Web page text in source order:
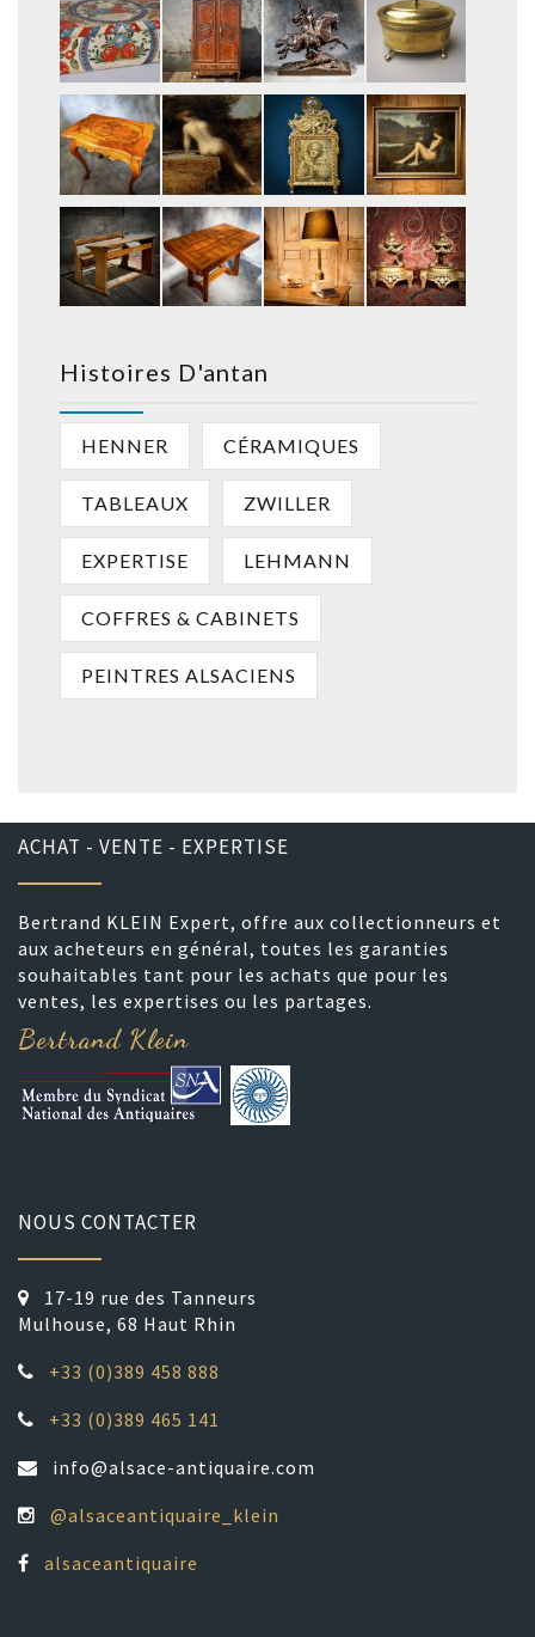
Histoires D'antan
HENNER CÉRAMIQUES
TABLEAUX ZWILLER
EXPERTISE LEHMANN
COFFRES & CABINETS
PEINTRES ALSACIENS
ACHAT - VENTE - EXPERTISE
Bertrand KLEIN Expert, offre aux collectionneurs et
aux acheteurs en général, toutes les garanties
souhaitables tant pour les achats que pour les
ventes, les expertises ou les partages.
Bertrand Klein
NOUS CONTACTER
17-19 rue des Tanneurs
Mulhouse, 68 Haut Rhin
+33 (0)389 458 888
+33 (0)389 465 141
info@alsace-antiquaire.com
@alsaceantiquaire_klein
alsaceantiquaire